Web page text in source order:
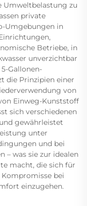
Umweltbelastung zu
private
Umgebungen in
Betriebe, in
unverzichtbar
Gallonen-
die Prinzipien einer
von
Einweg-Kunststoff
sich verschiedenen
gewährleistet
unter
und bei
– was sie zur idealen
macht, die sich für
bei
einzugehen.